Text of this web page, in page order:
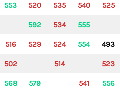
553 520 535 540 525
592 534 555
516 529 524 554 493
502 514 523
568 579 541 556